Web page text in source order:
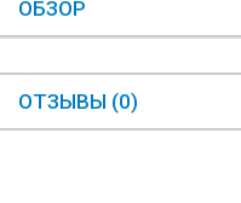
ОБЗОР
ОТЗЫВЫ (0)